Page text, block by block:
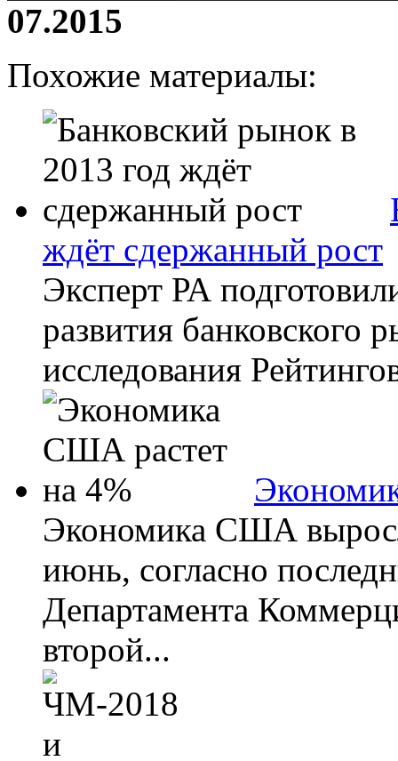
07.2015
Похожие материалы:
ждёт сдержанный рост
Эксперт РА
развития банковского
исследования
Экономика США
июнь, согласно
Департамента
второй...